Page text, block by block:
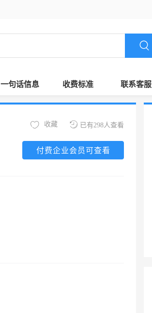
一句话信息 收费标准 联系客服
已有298人查看
收藏
付费企业会员可查看